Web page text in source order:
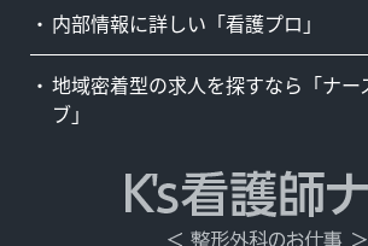
内部情報に詳しい「看護プロ」
地域密着型の求人を探すなら「ナー
ブ」